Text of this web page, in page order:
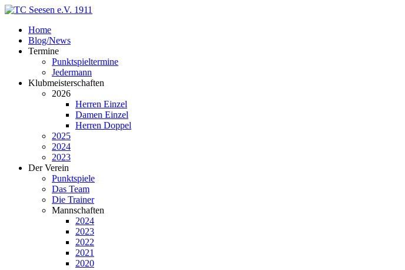
Home
Blog/News
Termine
Punktspieltermine
Jedermann
Klubmeisterschaften
2026
Herren Einzel
Damen Einzel
Herren Doppel
2025
2024
2023
Der Verein
Punktspiele
Das Team
Die Trainer
Mannschaften
2024
2023
2022
2021
2020